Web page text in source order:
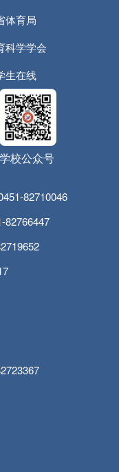
体育局
科学学会
生在线
学校公众号
82710046
82766447